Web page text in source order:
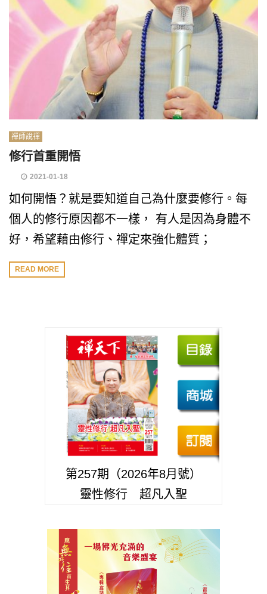
禪師說禪
修行首重開悟
2021-01-18
如何開悟？就是要知道自己為什麼要修行。每
個人的修行原因都不一樣， 有人是因為身體不
好，希望藉由修行、禪定來強化體質；
READ MORE
第257期（2026年8月號）
靈性修行 超凡入聖